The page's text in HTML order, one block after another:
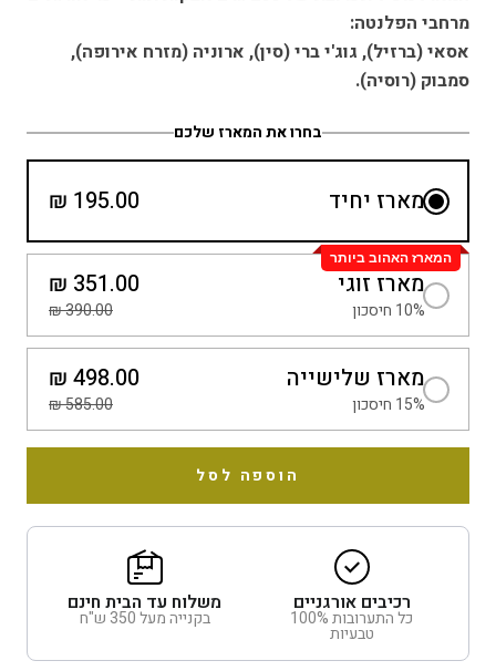
מרחבי הפלנטה:
אסאי (ברזיל), גוג'י ברי (סין), ארוניה (מזרח אירופה),
סמבוק (רוסיה).
בחרו את המארז שלכם
מארז יחיד 195.00 ₪
המארז האהוב ביותר
מארז זוגי
10% חיסכון
351.00 ₪
390.00 ₪
מארז שלישייה
15% חיסכון
498.00 ₪
585.00 ₪
הוספה לסל
משלוח עד הבית חינם
בקנייה מעל 350 ש"ח
רכיבים אורגניים
כל התערובות 100%
טבעיות